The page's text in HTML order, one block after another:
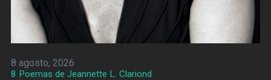
8 agosto, 2026
8 Poemas de Jeannette L. Clariond